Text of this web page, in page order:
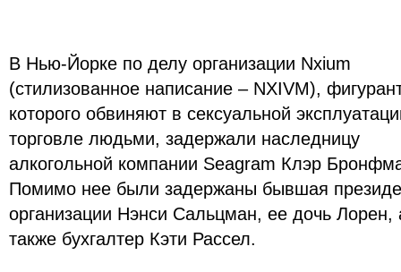
В Нью-Йорке по делу организации Nxium
(стилизованное написание – NXIVM),
которого обвиняют в сексуальной
торговле людьми, задержали наследницу
алкогольной компании Seagram Клэр
Помимо нее были задержаны бывшая
организации Нэнси Сальцман, ее дочь Лорен,
также бухгалтер Кэти Рассел.